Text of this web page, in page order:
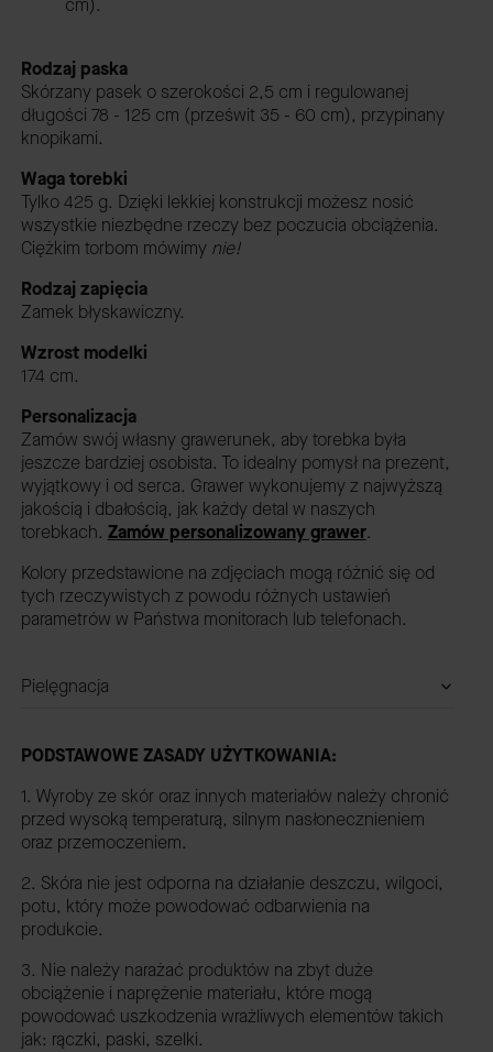
Rodzaj paska
Skórzany pasek o szerokości 2,5 cm i regulowanej
długości 78 - 125 cm (prześwit 35 - 60 cm), przypinany
knopikami.
Waga torebki
Tylko 425 g. Dzięki lekkiej konstrukcji możesz nosić
wszystkie niezbędne rzeczy bez poczucia obciążenia.
Ciężkim torbom mówimynie!
Rodzaj zapięcia
Zamek błyskawiczny.
Wzrost modelki
174 cm.
Personalizacja
Zamów swój własny grawerunek, aby torebka była
jeszcze bardziej osobista. To idealny pomysł na prezent,
wyjątkowy i od serca. Grawer wykonujemy z najwyższą
jakością i dbałością, jak każdy detal w naszych
torebkach. Zamów personalizowany grawer.
Kolory przedstawione na zdjęciach mogą różnić się od
tych rzeczywistych z powodu różnych ustawień
parametrów w Państwa monitorach lub telefonach.
Pielęgnacja
PODSTAWOWE ZASADY UŻYTKOWANIA:
1. Wyroby ze skór oraz innych materiałów należy chronić
przed wysoką temperaturą, silnym nasłonecznieniem
oraz przemoczeniem.
2. Skóra nie jest odporna na działanie deszczu, wilgoci,
potu, który może powodować odbarwienia na
produkcie.
3. Nie należy narażać produktów na zbyt duże
obciążenie i naprężenie materiału, które mogą
powodować uszkodzenia wrażliwych elementów takich
jak: rączki, paski, szelki.